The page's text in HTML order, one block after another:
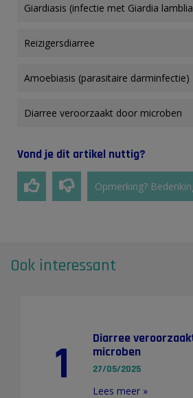
Giardiasis (infectie met Giardia
Reizigersdiarree
Amoebiasis (parasitaire darminfectie)
Diarree veroorzaakt door microben
Vond je dit artikel nuttig?
Opmerking?
Ook interessant
1
Diarree
microben
27/05/2025
Lees meer »